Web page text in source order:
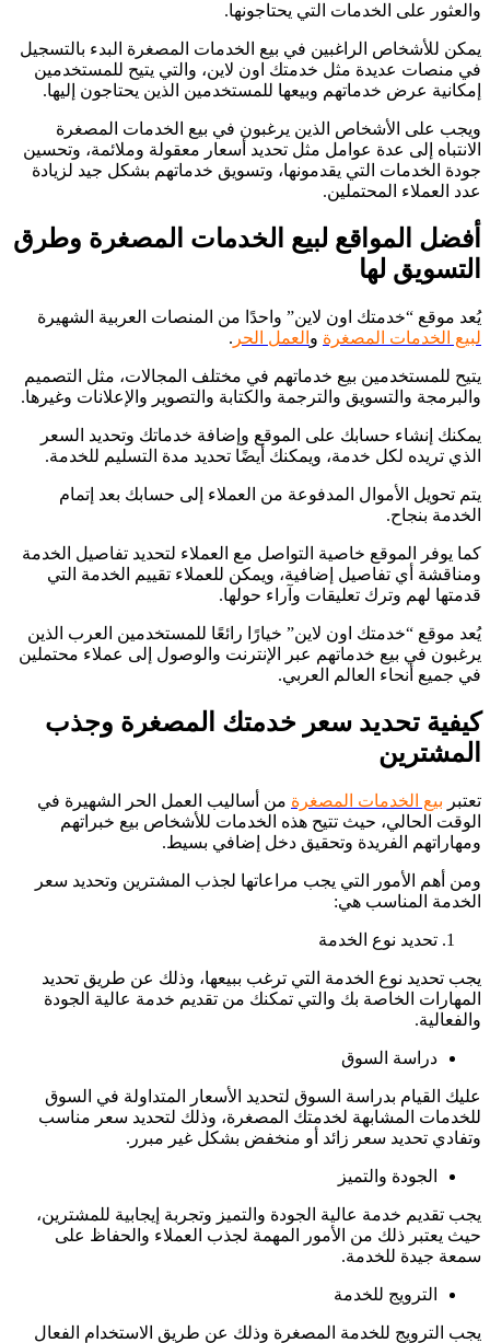
والعثور على الخدمات التي يحتاجونها.
يمكن للأشخاص الراغبين في بيع الخدمات المصغرة البدء بالتسجيل
في منصات عديدة مثل خدمتك اون لاين، والتي يتيح للمستخدمين
إمكانية عرض خدماتهم وبيعها للمستخدمين الذين يحتاجون إليها.
ويجب على الأشخاص الذين يرغبون في بيع الخدمات المصغرة
الانتباه إلى عدة عوامل مثل تحديد أسعار معقولة وملائمة، وتحسين
جودة الخدمات التي يقدمونها، وتسويق خدماتهم بشكل جيد لزيادة
عدد العملاء المحتملين.
أفضل المواقع لبيع الخدمات المصغرة وطرق
التسويق لها
يُعد موقع “خدمتك اون لاين” واحدًا من المنصات العربية الشهيرة
لبيع الخدمات المصغرة و العمل الحر .
يتيح للمستخدمين بيع خدماتهم في مختلف المجالات، مثل التصميم
والبرمجة والتسويق والترجمة والكتابة والتصوير والإعلانات وغيرها.
يمكنك إنشاء حسابك على الموقع وإضافة خدماتك وتحديد السعر
الذي تريده لكل خدمة، ويمكنك أيضًا تحديد مدة التسليم للخدمة.
يتم تحويل الأموال المدفوعة من العملاء إلى حسابك بعد إتمام
الخدمة بنجاح.
كما يوفر الموقع خاصية التواصل مع العملاء لتحديد تفاصيل الخدمة
ومناقشة أي تفاصيل إضافية، ويمكن للعملاء تقييم الخدمة التي
قدمتها لهم وترك تعليقات وآراء حولها.
يُعد موقع “خدمتك اون لاين” خيارًا رائعًا للمستخدمين العرب الذين
يرغبون في بيع خدماتهم عبر الإنترنت والوصول إلى عملاء محتملين
في جميع أنحاء العالم العربي.
كيفية تحديد سعر خدمتك المصغرة وجذب
المشترين
تعتبر بيع الخدمات المصغرة من أساليب العمل الحر الشهيرة في
الوقت الحالي، حيث تتيح هذه الخدمات للأشخاص بيع خبراتهم
ومهاراتهم الفريدة وتحقيق دخل إضافي بسيط.
ومن أهم الأمور التي يجب مراعاتها لجذب المشترين وتحديد سعر
الخدمة المناسب هي:
تحديد نوع الخدمة
يجب تحديد نوع الخدمة التي ترغب ببيعها، وذلك عن طريق تحديد
المهارات الخاصة بك والتي تمكنك من تقديم خدمة عالية الجودة
والفعالية.
دراسة السوق
عليك القيام بدراسة السوق لتحديد الأسعار المتداولة في السوق
للخدمات المشابهة لخدمتك المصغرة، وذلك لتحديد سعر مناسب
وتفادي تحديد سعر زائد أو منخفض بشكل غير مبرر.
الجودة والتميز
يجب تقديم خدمة عالية الجودة والتميز وتجربة إيجابية للمشترين،
حيث يعتبر ذلك من الأمور المهمة لجذب العملاء والحفاظ على
سمعة جيدة للخدمة.
الترويج للخدمة
يجب الترويج للخدمة المصغرة وذلك عن طريق الاستخدام الفعال